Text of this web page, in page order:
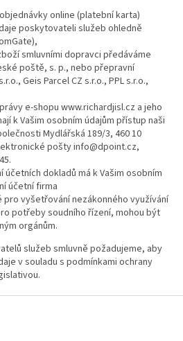
online (platební karta)
poskytovateli služeb ohledně
smluvními dopravci předáváme
poště, s. p., nebo přepravní
Geis Parcel CZ s.r.o., PPL s.r.o.,
e-shopu www.richardjisl.cz a jeho
k Vašim osobním údajům přístup naši
Mydlářská 189/3, 460 10
pošty info@dpoint.cz,
účetních dokladů má k Vašim osobním
účetní firma
vyšetřování nezákonného využívání
potřeby soudního řízení, mohou být
orgánům.
služeb smluvně požadujeme, aby
v souladu s podmínkami ochrany